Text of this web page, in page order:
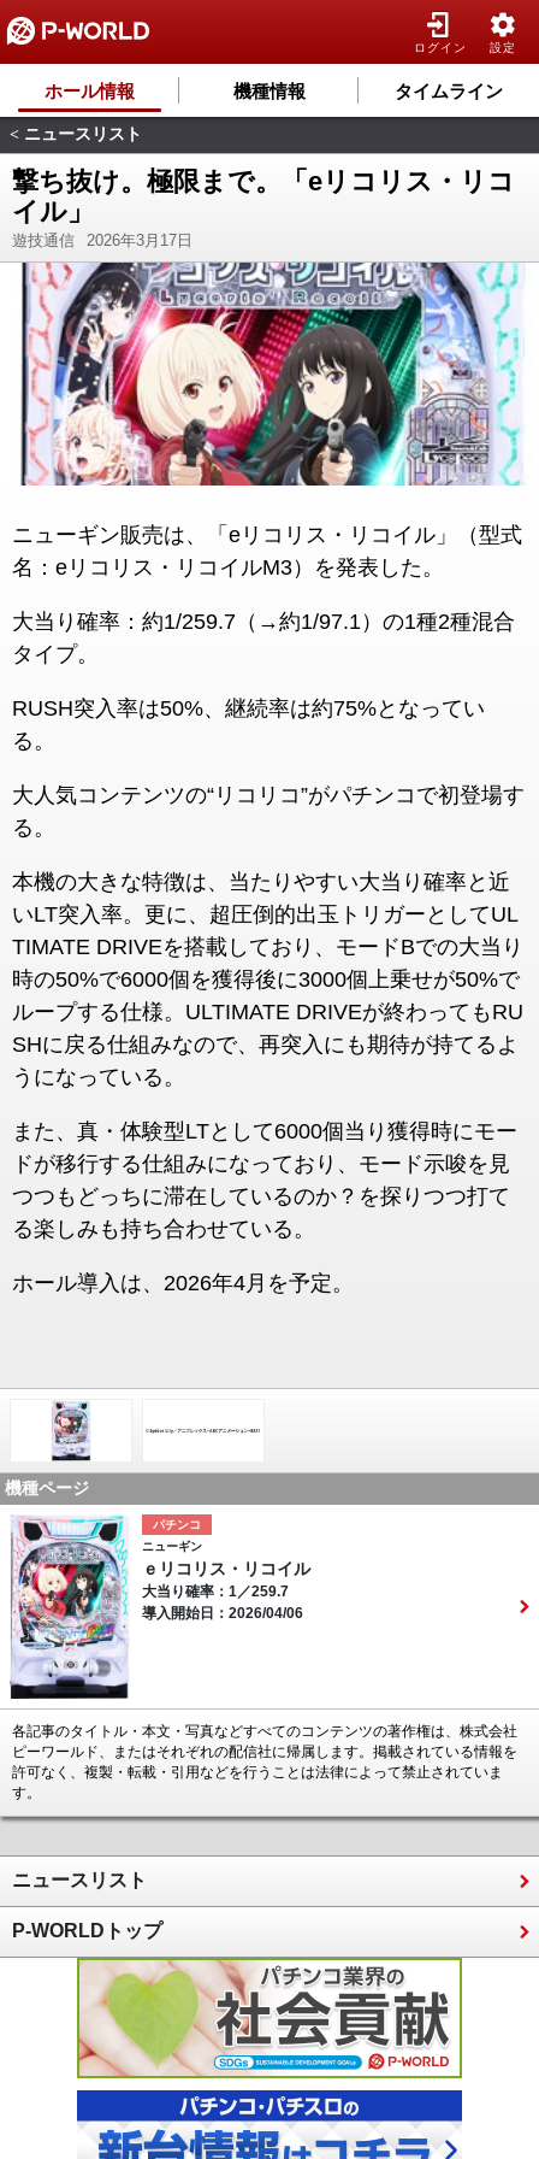
ログイン 設定
ホール情報 機種情報 タイムライン
< ニュースリスト
撃ち抜け。極限まで。「eリコリス・リコ
イル」
遊技通信 2026年3月17日
ニューギン販売は、「eリコリス・リコイル」（型式
名：eリコリス・リコイルM3）を発表した。
大当り確率：約1/259.7（→約1/97.1）の1種2種混合
タイプ。
RUSH突入率は50%、継続率は約75%となってい
る。
大人気コンテンツの“リコリコ”がパチンコで初登場す
る。
本機の大きな特徴は、当たりやすい大当り確率と近
いLT突入率。更に、超圧倒的出玉トリガーとしてUL
TIMATE DRIVEを搭載しており、モードBでの大当り
時の50%で6000個を獲得後に3000個上乗せが50%で
ループする仕様。ULTIMATE DRIVEが終わってもRU
SHに戻る仕組みなので、再突入にも期待が持てるよ
うになっている。
また、真・体験型LTとして6000個当り獲得時にモー
ドが移行する仕組みになっており、モード示唆を見
つつもどっちに滞在しているのか？を探りつつ打て
る楽しみも持ち合わせている。
ホール導入は、2026年4月を予定。
機種ページ
パチンコ
ニューギン
ｅリコリス・リコイル
大当り確率：1／259.7
導入開始日：2026/04/06
各記事のタイトル・本文・写真などすべてのコンテンツの著作権は、株式会社
ピーワールド、またはそれぞれの配信社に帰属します。掲載されている情報を
許可なく、複製・転載・引用などを行うことは法律によって禁止されていま
す。
ニュースリスト
P-WORLDトップ